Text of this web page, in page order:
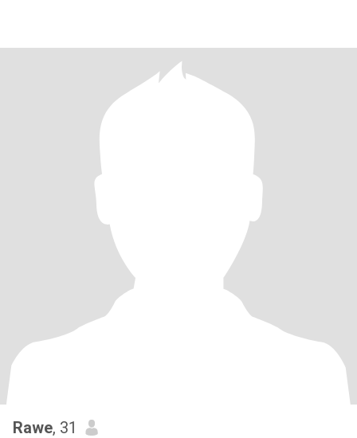
Rawe, 31